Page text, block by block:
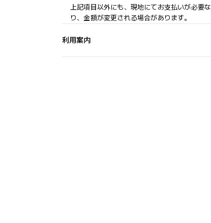
上記項目以外にも、現地にてお支払いが必要
り、金額が変更される場合があります。
利用案内